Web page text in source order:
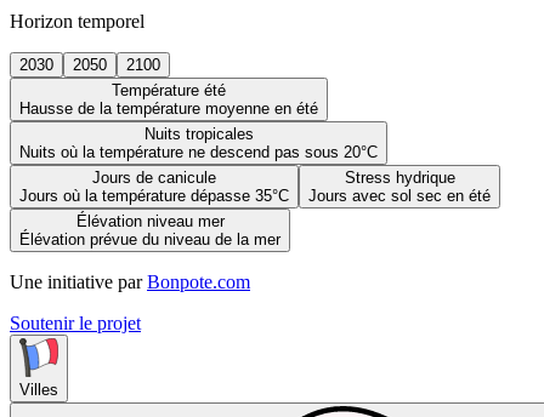
Horizon temporel
2030 2050
2100
Température été
Hausse de la température moyenne en été
Nuits tropicales
Nuits où la température ne descend pas sous 20°C
Jours de canicule
Jours où la température dépasse 35°C
Stress hydrique
Jours avec sol sec en été
Élévation niveau mer
Élévation prévue du niveau de la mer
Une initiative par Bonpote.com
Soutenir le projet
Villes